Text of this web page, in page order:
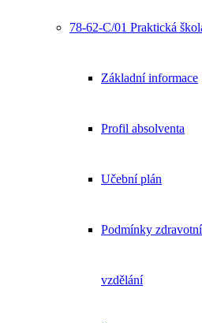
78-62-C/01 Praktická
Základní informace
Profil absolventa
Učební plán
Podmínky
vzdělání